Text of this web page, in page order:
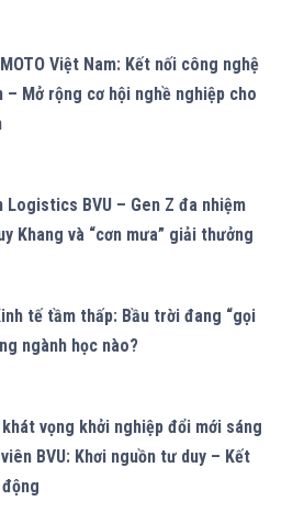
Việt Nam: Kết nối công nghệ
– Mở rộng cơ hội nghề nghiệp cho
Logistics BVU – Gen Z đa nhiệm
Khang và “cơn mưa” giải thưởng
tế tầm thấp: Bầu trời đang “gọi
ngành học nào?
vọng khởi nghiệp đổi mới sáng
BVU: Khơi nguồn tư duy – Kết